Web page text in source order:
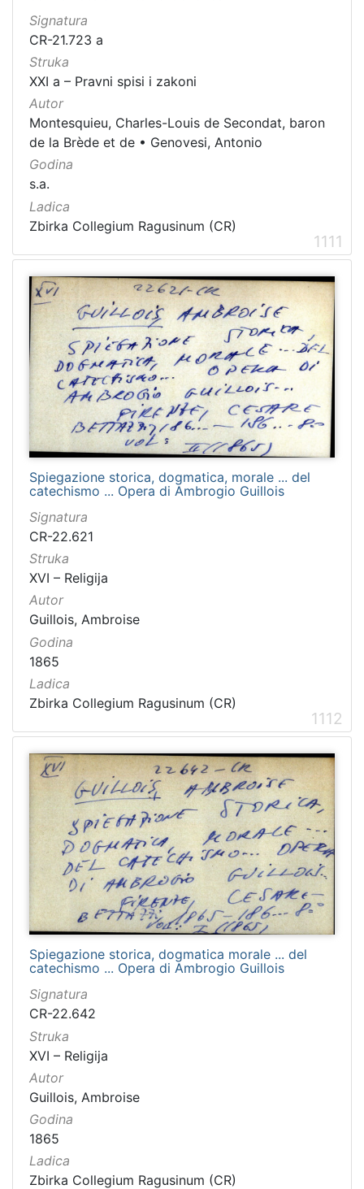
Signatura
CR-21.723 a
Struka
XXI a – Pravni spisi i zakoni
Autor
Montesquieu, Charles-Louis de Secondat, baron
de la Brède et de • Genovesi, Antonio
Godina
s.a.
Ladica
Zbirka Collegium Ragusinum (CR)
1111
Spiegazione storica, dogmatica, morale ... del
catechismo ... Opera di Ambrogio Guillois
Signatura
CR-22.621
Struka
XVI – Religija
Autor
Guillois, Ambroise
Godina
1865
Ladica
Zbirka Collegium Ragusinum (CR)
1112
Spiegazione storica, dogmatica morale ... del
catechismo ... Opera di Ambrogio Guillois
Signatura
CR-22.642
Struka
XVI – Religija
Autor
Guillois, Ambroise
Godina
1865
Ladica
Zbirka Collegium Ragusinum (CR)